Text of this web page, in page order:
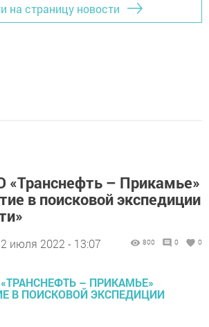
на страницу новости
«Транснефть – Прикамье»
в поисковой экспедиции
июля 2022 - 13:07 800 0 0